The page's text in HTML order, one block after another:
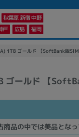
1TB ゴールド 【SoftBank版
ールド 【
品の中では美品となっ